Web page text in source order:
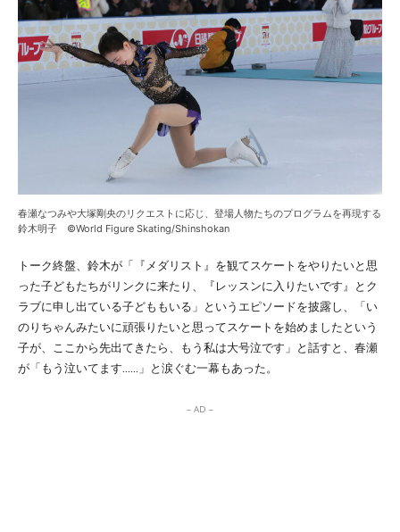
春瀬なつみや大塚剛央のリクエストに応じ、登場人物たちのプログラムを再現する
鈴木明子 ©World Figure Skating/Shinshokan
トーク終盤、鈴木が「『メダリスト』を観てスケートをやりたいと思
った子どもたちがリンクに来たり、『レッスンに入りたいです』とク
ラブに申し出ている子どももいる」というエピソードを披露し、「い
のりちゃんみたいに頑張りたいと思ってスケートを始めましたという
子が、ここから先出てきたら、もう私は大号泣です」と話すと、春瀬
が「もう泣いてます……」と涙ぐむ一幕もあった。
– AD –